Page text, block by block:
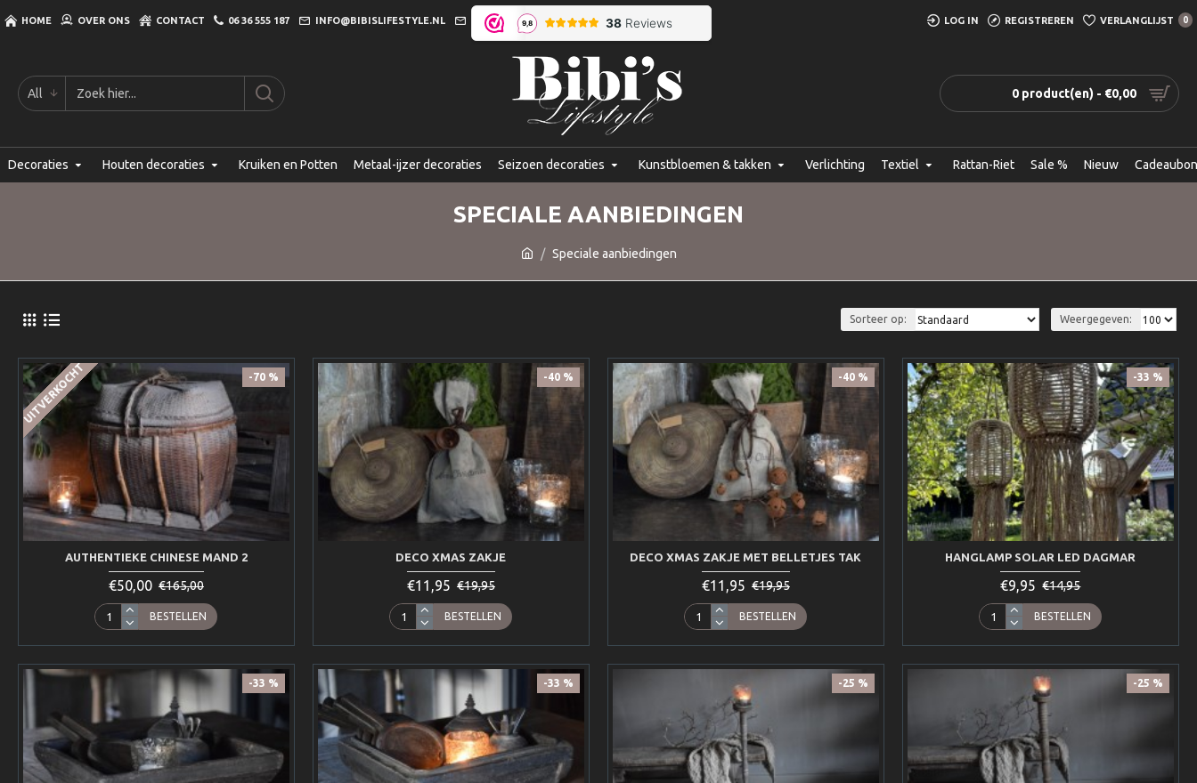
HOME OVER ONS CONTACT 06 36 555 187 INFO@BIBISLIFESTYLE.NL LOG IN REGISTREREN VERLANGLIJST 0
All 0 product(en) - €0,00
Decoraties Houten decoraties Kruiken en Potten Metaal-ijzer decoraties Seizoen decoraties Kunstbloemen & takken Verlichting Textiel Rattan-Riet Sale % Nieuw Cadeaubon
Speciale aanbiedingen
SPECIALE AANBIEDINGEN
Sorteer op: Weergegeven:
-70 %
UITVERKOCHT
AUTHENTIEKE CHINESE MAND 2
€50,00 €165,00
BESTELLEN
-40 %
DECO XMAS ZAKJE
€11,95 €19,95
BESTELLEN
-40 %
DECO XMAS ZAKJE MET BELLETJES TAK
€11,95 €19,95
BESTELLEN
-33 %
HANGLAMP SOLAR LED DAGMAR
€9,95 €14,95
BESTELLEN
-33 % -33 % -25 % -25 %